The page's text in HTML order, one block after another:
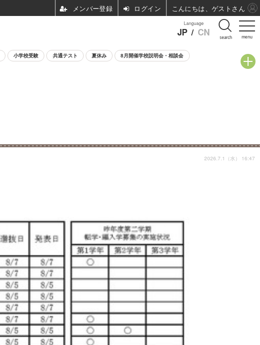
menu
Language
JP / CN search
小学校受験 共通テスト 夏休み 8月開催学校説明会・相談会
2026.7.1（水） 16:47
ログイン こんにちは、ゲストさん